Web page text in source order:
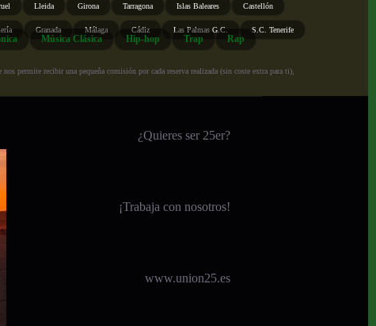
Lleida Girona Tarragona Islas Baleares Castellón
Granada Málaga Cádiz Las Palmas G.C. S.C. Tenerife
Música Clásica Hip-hop Trap Rap
permite recibir una pequeña comisión por cada reserva realizada (sin coste extra para ti),
¿Quieres ser 25er?
¡Trabaja con nosotros!
www.union25.es